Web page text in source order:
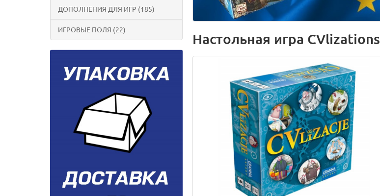
ДОПОЛНЕНИЯ ДЛЯ ИГР (185)
ИГРОВЫЕ ПОЛЯ (22)
Настольная игра CVlizations